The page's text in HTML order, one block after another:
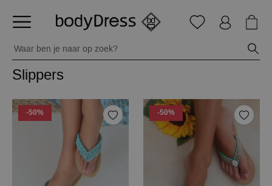
Slippers
-50% -50%